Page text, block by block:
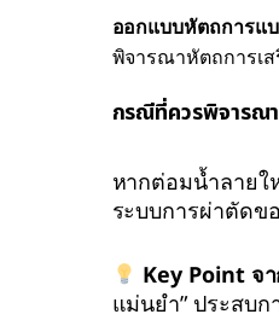
ออกแบบหัตถการแ
พิจารณาหัตถการเ
กรณีที่ควรพิจารณ
หากต่อมน้ำลายใ
ระบบการผ่าตัดข
Key Point จ
แม่นยำ” ประสบ